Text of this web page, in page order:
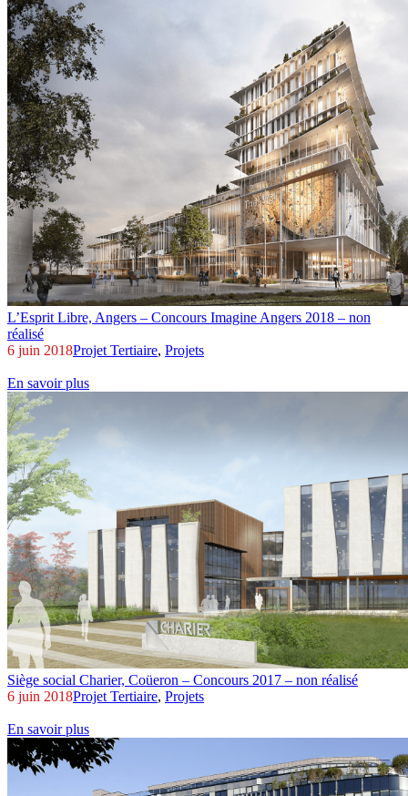
L’Esprit Libre, Angers – Concours Imagine Angers 2018 – non
réalisé
6 juin 2018Projet Tertiaire, Projets
En savoir plus
Siège social Charier, Coüeron – Concours 2017 – non réalisé
6 juin 2018Projet Tertiaire, Projets
En savoir plus